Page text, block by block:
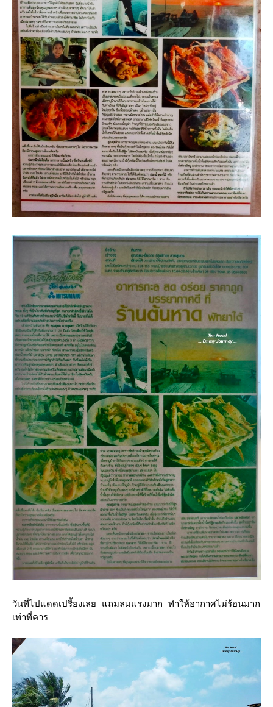
วันที่ไปแดดเปรี้ยงเลย แถมลมแรงมาก ทำให้อากาศไม่ร้อนมาก
เท่าที่ควร